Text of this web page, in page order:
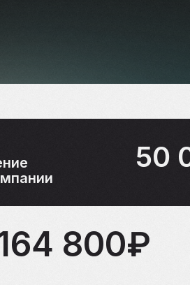
50
800₽